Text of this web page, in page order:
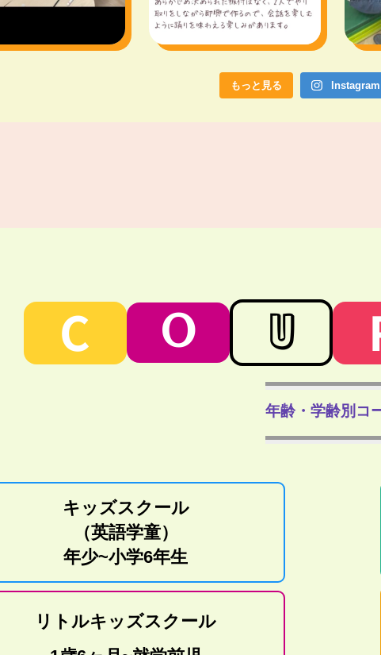
もっと見る
C O U
年齢・学齢別コ
キッズスクール
（英語学童）
年少~小学6年生
リトルキッズスクール